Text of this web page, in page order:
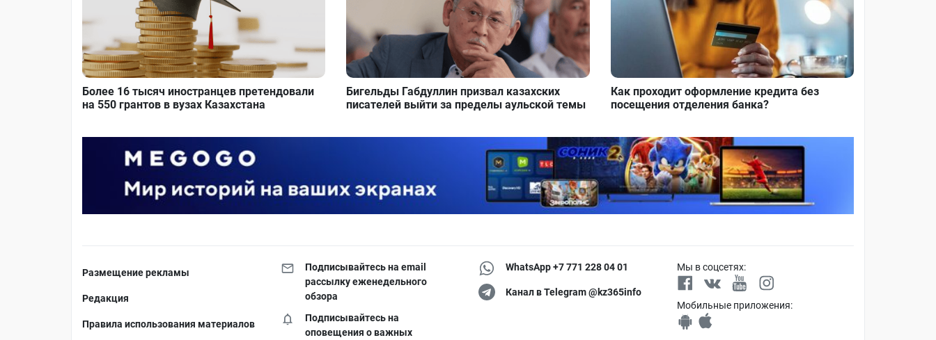
Более 16 тысяч иностранцев претендовали
на 550 грантов в вузах Казахстана
Бигельды Габдуллин призвал казахских
писателей выйти за пределы аульской темы
Как проходит оформление кредита без
посещения отделения банка?
Размещение рекламы
Редакция
Правила использования материалов
Подписывайтесь на email
рассылку еженедельного
обзора
Подписывайтесь на
оповещения о важных
WhatsApp +7 771 228 04 01
Канал в Telegram @kz365info
Мы в соцсетях:
Мобильные приложения: